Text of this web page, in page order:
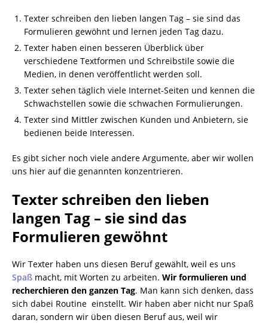
Texter schreiben den lieben langen Tag – sie sind das
Formulieren gewöhnt und lernen jeden Tag dazu.
Texter haben einen besseren Überblick über
verschiedene Textformen und Schreibstile sowie die
Medien, in denen veröffentlicht werden soll.
Texter sehen täglich viele Internet-Seiten und kennen die
Schwachstellen sowie die schwachen Formulierungen.
Texter sind Mittler zwischen Kunden und Anbietern, sie
bedienen beide Interessen.
Es gibt sicher noch viele andere Argumente, aber wir wollen
uns hier auf die genannten konzentrieren.
Texter schreiben den lieben
langen Tag – sie sind das
Formulieren gewöhnt
Wir Texter haben uns diesen Beruf gewählt, weil es uns
Spaß macht, mit Worten zu arbeiten. Wir formulieren und
recherchieren den ganzen Tag. Man kann sich denken, dass
sich dabei Routine einstellt. Wir haben aber nicht nur Spaß
daran, sondern wir üben diesen Beruf aus, weil wir